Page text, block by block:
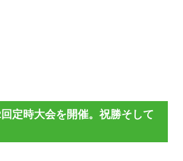
定時大会を開催。祝勝そして